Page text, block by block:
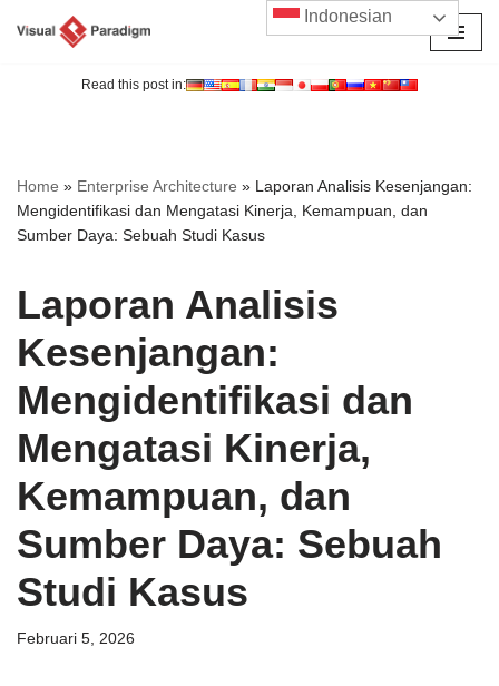
Read this post in:
Home » Enterprise Architecture » Laporan Analisis Kesenjangan:
Mengidentifikasi dan Mengatasi Kinerja, Kemampuan, dan
Sumber Daya: Sebuah Studi Kasus
Laporan Analisis
Kesenjangan:
Mengidentifikasi dan
Mengatasi Kinerja,
Kemampuan, dan
Sumber Daya: Sebuah
Studi Kasus
Februari 5, 2026
Indonesian